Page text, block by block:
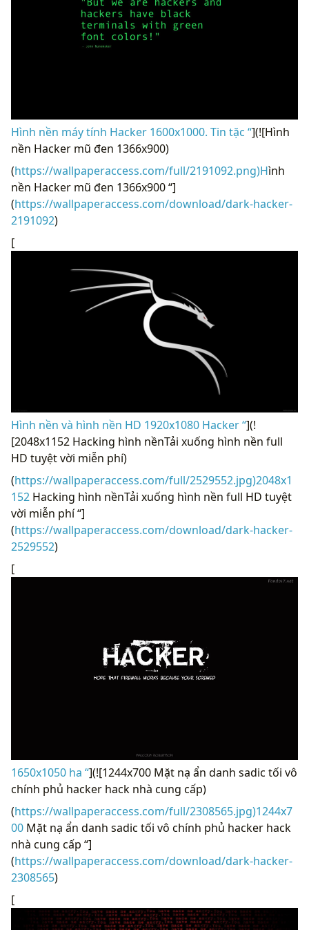
Hình nền máy tính Hacker 1600x1000. Tin tặc “](![Hình
nền Hacker mũ đen 1366x900)
(https://wallpaperaccess.com/full/2191092.png)Hình
nền Hacker mũ đen 1366x900 “]
(https://wallpaperaccess.com/download/dark-hacker-
2191092)
[
Hình nền và hình nền HD 1920x1080 Hacker “](!
[2048x1152 Hacking hình nềnTải xuống hình nền full
HD tuyệt vời miễn phí)
(https://wallpaperaccess.com/full/2529552.jpg)2048x1
152 Hacking hình nềnTải xuống hình nền full HD tuyệt
vời miễn phí “]
(https://wallpaperaccess.com/download/dark-hacker-
2529552)
[
1650x1050 ha “](![1244x700 Mặt nạ ẩn danh sadic tối vô
chính phủ hacker hack nhà cung cấp)
(https://wallpaperaccess.com/full/2308565.jpg)1244x7
00 Mặt nạ ẩn danh sadic tối vô chính phủ hacker hack
nhà cung cấp “]
(https://wallpaperaccess.com/download/dark-hacker-
2308565)
[